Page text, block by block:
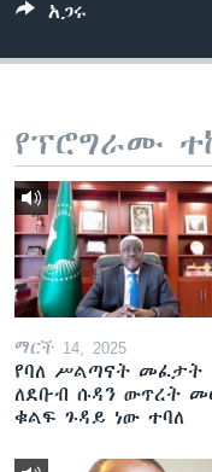
አጋሩ
የፕሮግራሙ
ማርች 14, 2025
የባለ ሥልጣናት መፈታት
ለደቡብ ሱዳን ውጥረት
ቁልፍ ጉዳይ ነው ተባለ